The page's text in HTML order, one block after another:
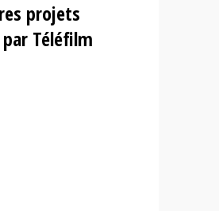
projets
Téléfilm